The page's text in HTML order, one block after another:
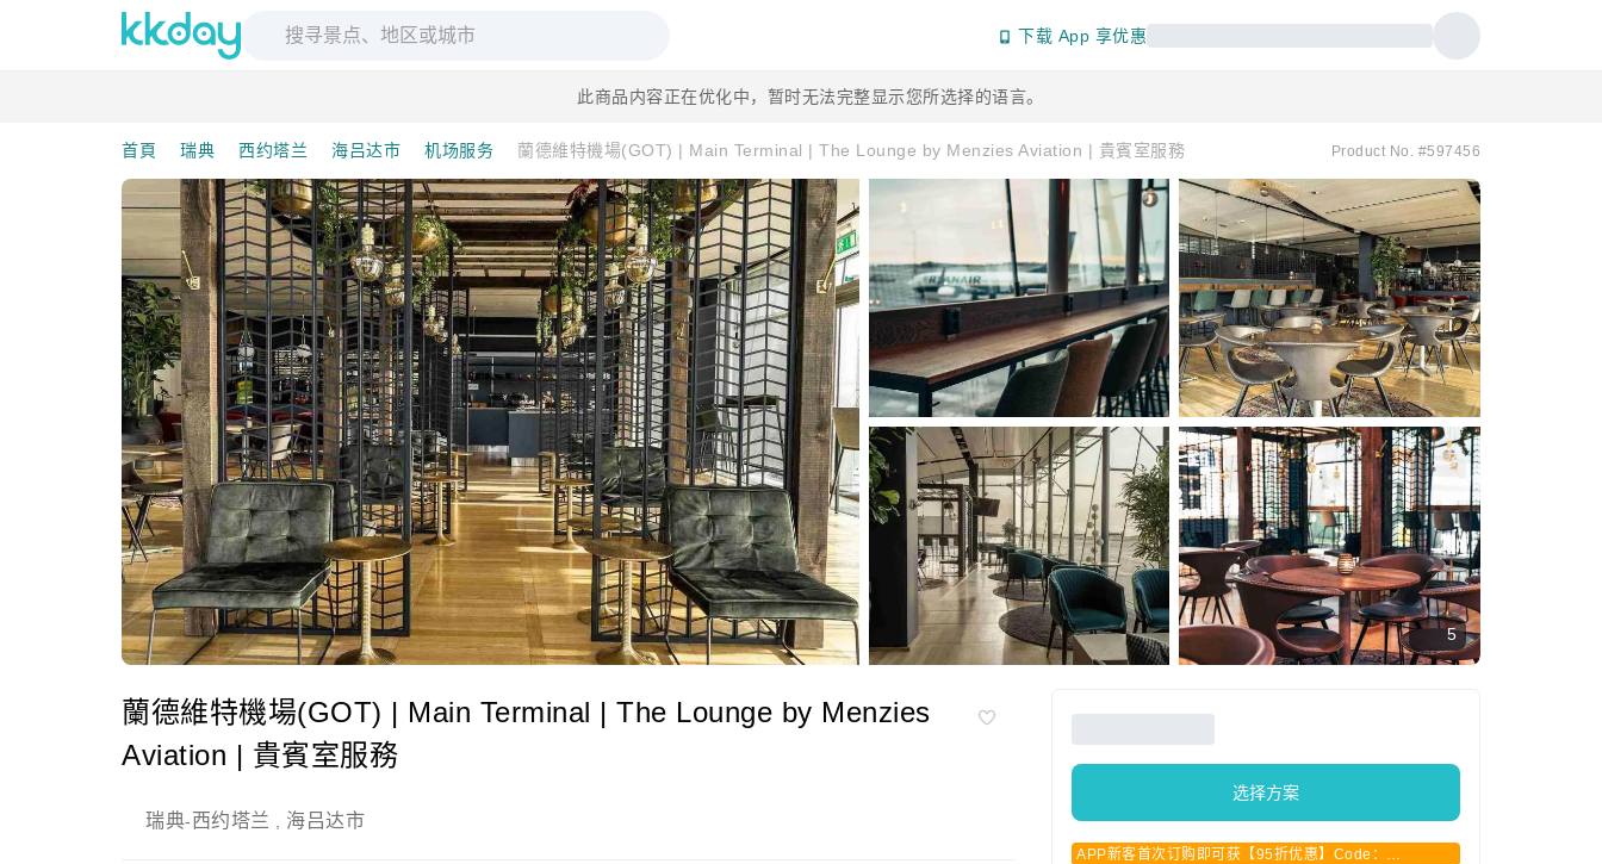
下载 App 享优惠
此商品内容正在优化中，暂时无法完整显示您所选择的语言。
首頁 瑞典 西约塔兰 海吕达市 机场服务 蘭德維特機場(GOT) | Main Terminal | The Lounge by Menzies Aviation | 貴賓室服務 Product No. #597456
5
蘭德維特機場(GOT) | Main Terminal | The Lounge by Menzies
Aviation | 貴賓室服務
瑞典-西约塔兰 海吕达市
选择方案
APP新客首次订购即可获【95折优惠】Code：